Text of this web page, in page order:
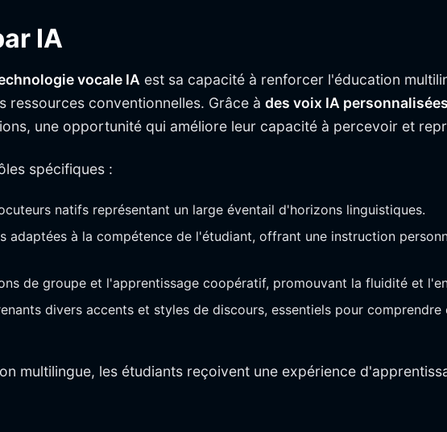
IA
vocale IA est sa capacité à renforcer l'éducation
ressources conventionnelles. Grâce à des voix IA personnalisées
une opportunité qui améliore leur capacité à percevoir et
spécifiques :
natifs représentant un large éventail d'horizons linguistiques.
adaptées à la compétence de l'étudiant, offrant une instruction
de groupe et l'apprentissage coopératif, promouvant la fluidité et
divers accents et styles de discours, essentiels pour
multilingue, les étudiants reçoivent une expérience